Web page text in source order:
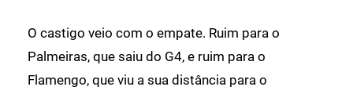
O castigo veio com o empate. Ruim para o
Palmeiras, que saiu do G4, e ruim para o
Flamengo, que viu a sua distância para o